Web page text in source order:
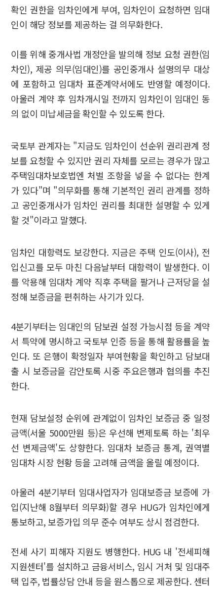
확인 권한을 임차인에게 부여, 임차인이 요청하면 임대
인이 해당 정보를 제공하는 걸 의무화한다.
이를 위해 중개사법 개정안을 발의해 정보 요청 권한(임
차인), 제공 의무(임대인)를 공인중개사 설명의무 대상
에 포함하고 임대차 표준계약서에도 반영할 예정이다.
아울러 계약 후 임차개시일 전까지 임차인이 임대인 동
의 없이 미납세금을 확인할 수 있도록 한다.
국토부 관계자는 "지금도 임차인이 선순위 권리관계 정
보를 요청할 수 있지만 권리 자체를 모르는 경우가 많고
주택임대차보호법엔 처벌 조항을 넣을 수 없다는 한계
가 있다"며 "의무화를 통해 기본적인 권리 관계를 정하
고 공인중개사가 임차인 권리를 최대한 설명할 수 있게
할 것"이라고 말했다.
임차인 대항력도 보강한다. 지금은 주택 인도(이사), 전
입신고를 모두 마친 다음날부터 대항력이 발생한다. 이
를 악용해 임대차 계약 직후 주택을 팔거나 근저당을 설
정해 보증금을 편취하는 사기가 있다.
4분기부터는 임대인의 담보권 설정 가능시점 등을 계약
서 특약에 명시하고 국토부 인증 등을 통해 활용률을 높
인다. 또 은행이 확정일자 부여현황을 확인하고 담보대
출 시 보증금을 감안토록 시중 주요은행과 협의를 추진
한다.
현재 담보설정 순위에 관계없이 임차인 보증금 중 일정
금액(서울 5000만원 등)은 우선해 변제토록 하는 '최우
선 변제금액'도 상향한다. 임대차 보증금 통계, 권역별
임대차 시장 현황 등을 고려해 금액을 올릴 예정이다.
아울러 4분기부터 임대사업자가 임대보증금 보증에 가
입(지난해 8월부터 의무화)할 경우 HUG가 임차인에게
통보하고, 보증가입 의무 준수 여부도 상시 점검한다.
전세 사기 피해자 지원도 병행한다. HUG 내 '전세피해
지원센터'를 설치하고 금융서비스, 임시 거처 및 임대주
택 입주, 법률상담 안내 등을 원스톱으로 제공한다. 센터